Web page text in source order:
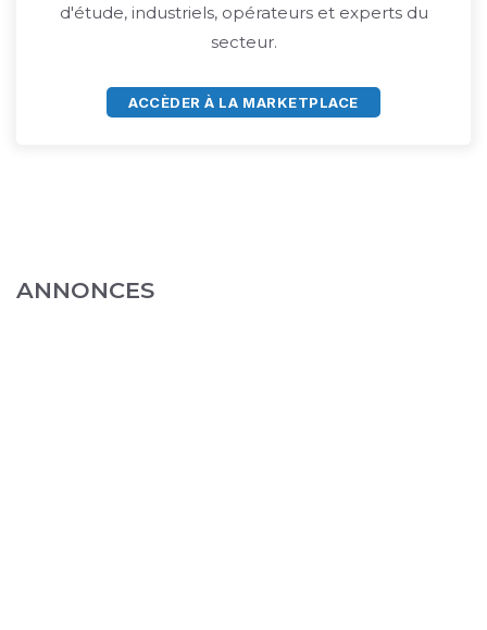
d'étude, industriels, opérateurs et experts du
secteur.
ACCÈDER À LA MARKETPLACE
ANNONCES